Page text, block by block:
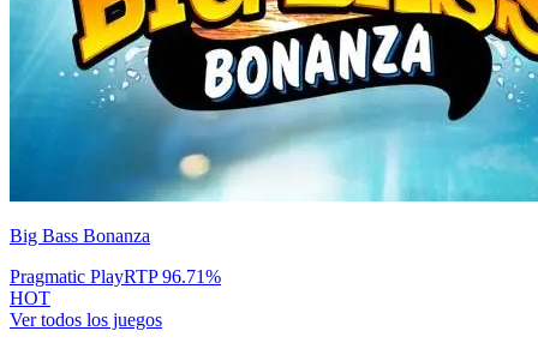
Big Bass Bonanza
Pragmatic PlayRTP96.71%
HOT
Ver todos los juegos